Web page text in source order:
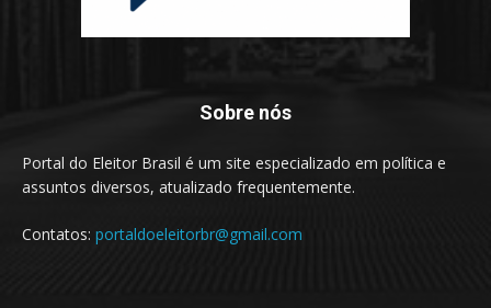
Sobre nós
Portal do Eleitor Brasil é um site especializado em política e
assuntos diversos, atualizado frequentemente.
Contatos: portaldoeleitorbr@gmail.com